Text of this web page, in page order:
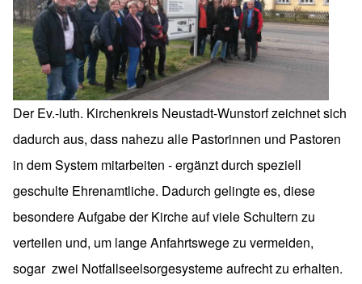
Der Ev.-luth. Kirchenkreis Neustadt-Wunstorf zeichnet sich
dadurch aus, dass nahezu alle Pastorinnen und Pastoren
in dem System mitarbeiten - ergänzt durch speziell
geschulte Ehrenamtliche. Dadurch gelingte es, diese
besondere Aufgabe der Kirche auf viele Schultern zu
verteilen und, um lange Anfahrtswege zu vermeiden,
sogar zwei Notfallseelsorgesysteme aufrecht zu erhalten.